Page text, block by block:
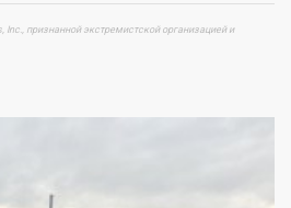
признанной экстремистской организацией и